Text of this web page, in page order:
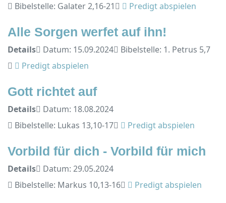
Bibelstelle: Galater 2,16-21
Predigt abspielen
Alle Sorgen werfet auf ihn!
Details Datum: 15.09.2024
Bibelstelle: 1. Petrus 5,7
Predigt abspielen
Gott richtet auf
Details
Datum: 18.08.2024
Bibelstelle: Lukas 13,10-17
Predigt abspielen
Vorbild für dich - Vorbild für mich
Details
Datum: 29.05.2024
Bibelstelle: Markus 10,13-16
Predigt abspielen